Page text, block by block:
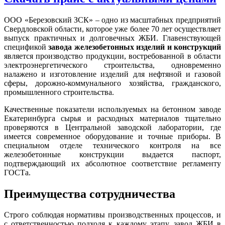
ООО «Березовский ЗСК» – одно из масштабных предприятий
Свердловской области, которое уже более 70 лет осуществляет
выпуск практичных и долговечных ЖБИ. Главенствующей
спецификойзавода железобетонных изделий и конструкций
является производство продукции, востребованной в области
электроэнергетического строительства, одновременно
налажено и изготовление изделий для нефтяной и газовой
сферы, дорожно-коммунального хозяйства, гражданского,
промышленного строительства.
Качественные показатели используемых на бетонном заводе
Екатеринбурга сырья и расходных материалов тщательно
проверяются в Центральной заводской лаборатории, где
имеется современное оборудование и точные приборы. В
специальном отделе технического контроля на все
железобетонные конструкции выдается паспорт,
подтверждающий их абсолютное соответствие регламенту
ГОСТа.
Преимущества сотрудничества
Строго соблюдая нормативы производственных процессов, и